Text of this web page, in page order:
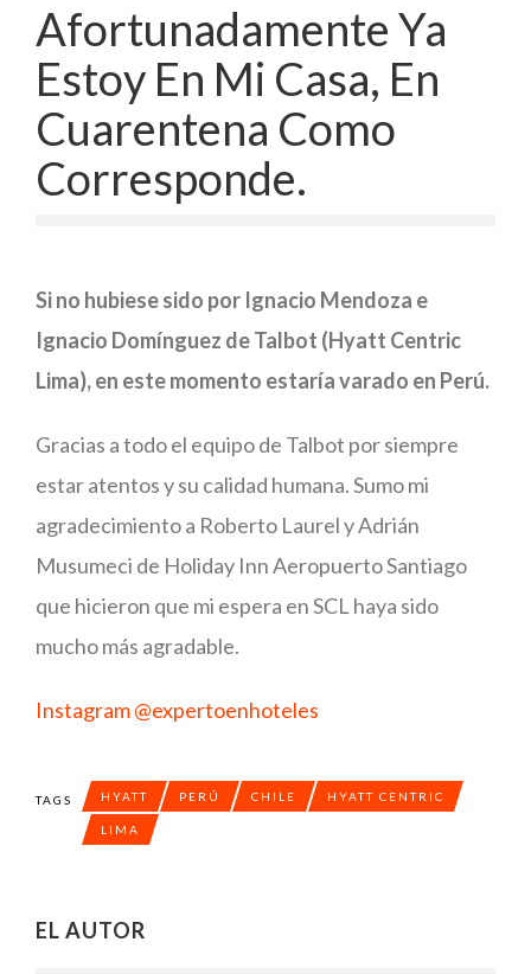
Afortunadamente Ya
Estoy En Mi Casa, En
Cuarentena Como
Corresponde.
Si no hubiese sido por Ignacio Mendoza e
Ignacio Domínguez de Talbot (Hyatt Centric
Lima), en este momento estaría varado en Perú.
Gracias a todo el equipo de Talbot por siempre
estar atentos y su calidad humana. Sumo mi
agradecimiento a Roberto Laurel y Adrián
Musumeci de Holiday Inn Aeropuerto Santiago
que hicieron que mi espera en SCL haya sido
mucho más agradable.
Instagram @expertoenhoteles
TAGS HYATT PERÚ CHILE HYATT CENTRIC
LIMA
EL AUTOR